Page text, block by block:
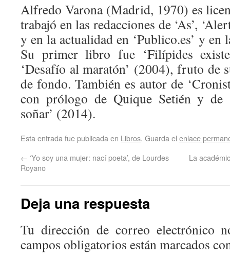
Alfredo Varona (Madrid, 1970) es
trabajó en las redacciones de ‘As’,
y en la actualidad en ‘Publico.es’ y en
Su primer libro fue ‘Filípides
‘Desafío al maratón’ (2004), fruto de
de fondo. También es autor de
con prólogo de Quique Setién y de
soñar’ (2014).
Esta entrada fue publicada en Libros. Guarda el enlace
← ‘Yo soy una mujer: nací poeta’, de Lourdes
Royano
La
Deja una respuesta
Tu dirección de correo electrónico
campos obligatorios están marcados